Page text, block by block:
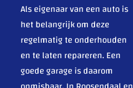
Als eigenaar van een auto is
het belangrijk om deze
regelmatig te onderhouden
en te laten repareren. Een
goede garage is daarom